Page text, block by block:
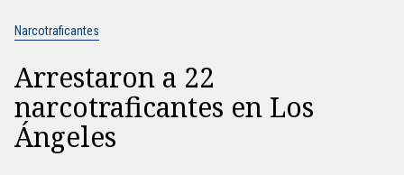
Narcotraficantes
Arrestaron a 22
narcotraficantes en Los
Ángeles